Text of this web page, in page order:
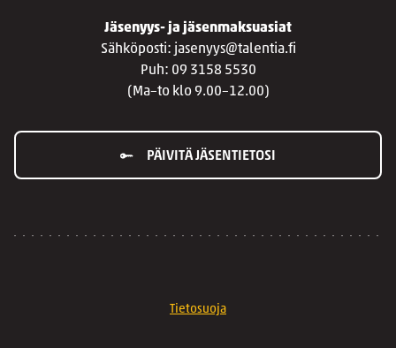
Jäsenyys- ja jäsenmaksuasiat
Sähköposti: jasenyys@talentia.fi
Puh: 09 3158 5530
(Ma–to klo 9.00–12.00)
PÄIVITÄ JÄSENTIETOSI
Tietosuoja